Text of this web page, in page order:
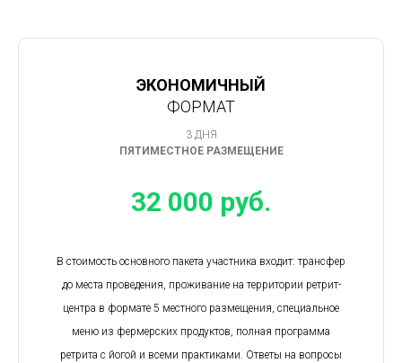
ЭКОНОМИЧНЫЙ
ФОРМАТ
3 ДНЯ
ПЯТИМЕСТНОЕ РАЗМЕЩЕНИЕ
32 000 руб.
В стоимость основного пакета участника входит: трансфер
до места проведения, проживание на территории ретрит-
центра в формате 5 местного размещения, специальное
меню из фермерских продуктов, полная программа
ретрита с йогой и всеми практиками. Ответы на вопросы